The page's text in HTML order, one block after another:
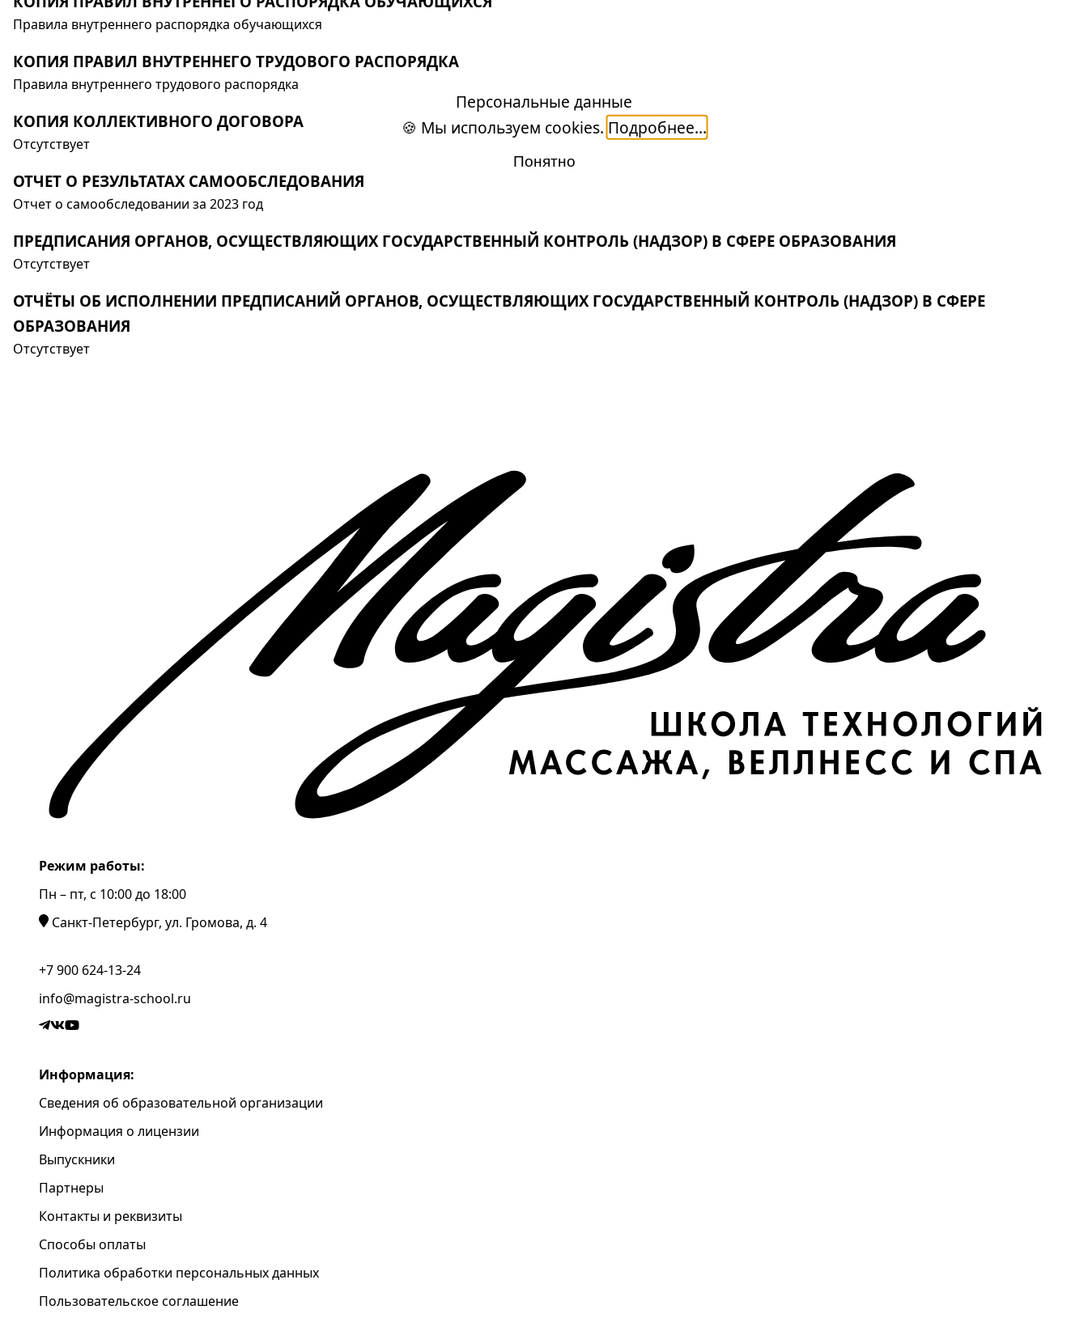
Правила внутреннего распорядка обучающихся
КОПИЯ ПРАВИЛ ВНУТРЕННЕГО ТРУДОВОГО РАСПОРЯДКА
Правила внутреннего трудового распорядка
КОПИЯ КОЛЛЕКТИВНОГО ДОГОВОРА
Отсутствует
ОТЧЕТ О РЕЗУЛЬТАТАХ САМООБСЛЕДОВАНИЯ
Отчет о самообследовании за 2023 год
ПРЕДПИСАНИЯ ОРГАНОВ, ОСУЩЕСТВЛЯЮЩИХ ГОСУДАРСТВЕННЫЙ КОНТРОЛЬ (НАДЗОР) В СФЕРЕ ОБРАЗОВАНИЯ
Отсутствует
ОТЧЁТЫ ОБ ИСПОЛНЕНИИ ПРЕДПИСАНИЙ ОРГАНОВ, ОСУЩЕСТВЛЯЮЩИХ ГОСУДАРСТВЕННЫЙ КОНТРОЛЬ (НАДЗОР) В СФЕРЕ
ОБРАЗОВАНИЯ
Отсутствует
Режим работы:
Пн – пт, c 10:00 до 18:00
Санкт-Петербург, ул. Громова, д. 4
+7 900 624-13-24
info@magistra-school.ru
Информация:
Сведения об образовательной организации
Информация о лицензии
Выпускники
Партнеры
Контакты и реквизиты
Способы оплаты
Политика обработки персональных данных
Пользовательское соглашение
Персональные данные
🍪 Мы используем cookies. Подробнее...
Понятно